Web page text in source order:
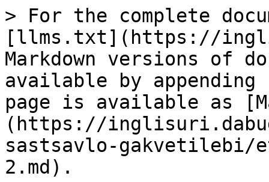
> For the complete
[llms.txt](https://
Markdown versions of
available by
page is available as
(https://
sastsavlo-gakvetilebi/
2.md).